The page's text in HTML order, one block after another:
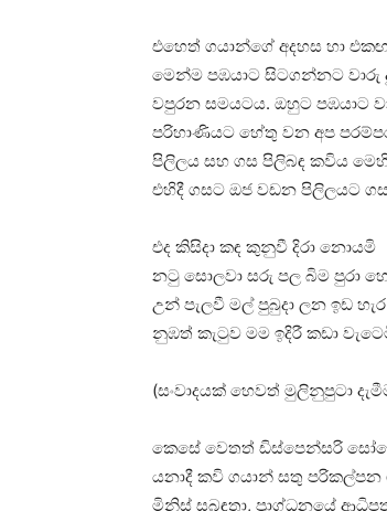
එහෙත් ගයාන්ගේ අදහස හා
මෙන්ම පඹයාට සිටගන්නට
වපුරන සමයටය. ඔහුට පඹයාට
පරිහාණියට හේතු වන අප
පිලිලය සහ ගස පිලිබඳ කවිය
එහිදී ගසට ඔජ වඩන පිලිලයට
එද කිසිදා කඳ කුනුවී දිරා නොයමි
නටු සොලවා සරු පල බිම පුරා
උන් පැලවී මල් පුබුදා ලන ඉඩ හැර
නුඹත් කැටුව මම ඉදිරී කඩා
(සංවාදයක් හෙවත් මුලිනුපුටා
කෙසේ වෙතත් ඩිස්පෙන්සරි
යනාදී කවි ගයාන් සතු
මිනිස් සබඳතා, ප්‍රාග්ධනයේ